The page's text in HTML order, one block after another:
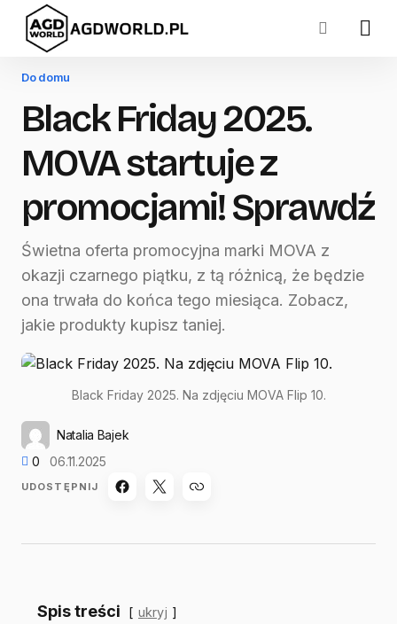
Do domu
Black Friday 2025.
MOVA startuje z
promocjami! Sprawdź
Świetna oferta promocyjna marki MOVA z
okazji czarnego piątku, z tą różnicą, że będzie
ona trwała do końca tego miesiąca. Zobacz,
jakie produkty kupisz taniej.
Black Friday 2025. Na zdjęciu MOVA Flip 10.
Natalia Bajek
0
06.11.2025
UDOSTĘPNIJ
Spis treści ukryj